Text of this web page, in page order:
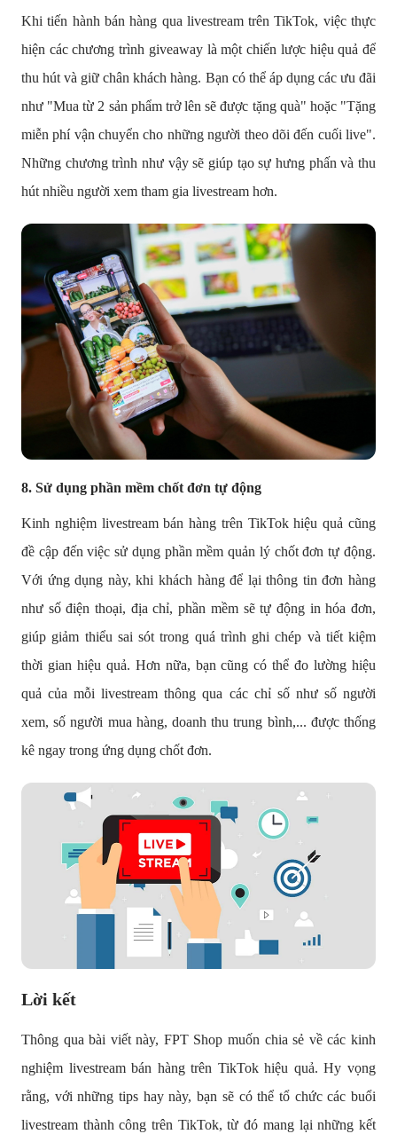
Khi tiến hành bán hàng qua livestream trên TikTok, việc thực
hiện các chương trình giveaway là một chiến lược hiệu quả để
thu hút và giữ chân khách hàng. Bạn có thể áp dụng các ưu đãi
như "Mua từ 2 sản phẩm trở lên sẽ được tặng quà" hoặc "Tặng
miễn phí vận chuyển cho những người theo dõi đến cuối live".
Những chương trình như vậy sẽ giúp tạo sự hưng phấn và thu
hút nhiều người xem tham gia livestream hơn.
8. Sử dụng phần mềm chốt đơn tự động
Kinh nghiệm livestream bán hàng trên TikTok hiệu quả cũng
đề cập đến việc sử dụng phần mềm quản lý chốt đơn tự động.
Với ứng dụng này, khi khách hàng để lại thông tin đơn hàng
như số điện thoại, địa chỉ, phần mềm sẽ tự động in hóa đơn,
giúp giảm thiểu sai sót trong quá trình ghi chép và tiết kiệm
thời gian hiệu quả. Hơn nữa, bạn cũng có thể đo lường hiệu
quả của mỗi livestream thông qua các chỉ số như số người
xem, số người mua hàng, doanh thu trung bình,... được thống
kê ngay trong ứng dụng chốt đơn.
Lời kết
Thông qua bài viết này, FPT Shop muốn chia sẻ về các kinh
nghiệm livestream bán hàng trên TikTok hiệu quả. Hy vọng
rằng, với những tips hay này, bạn sẽ có thể tổ chức các buổi
livestream thành công trên TikTok, từ đó mang lại những kết